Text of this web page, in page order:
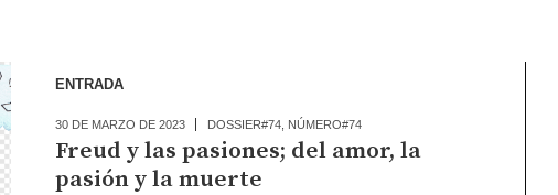
ENTRADA
30 DE MARZO DE 2023 DOSSIER#74, NÚMERO#74
Freud y las pasiones; del amor, la
pasión y la muerte